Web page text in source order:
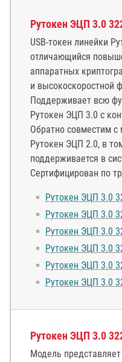
Рутокен ЭЦП 3.0
USB-токен линейки
отличающийся
аппаратных
и высокоскоростной
Поддерживает всю
Рутокен ЭЦП 3.0 с
Обратно совместим
Рутокен ЭЦП 2.0, в
поддерживается в
Сертифицирован по
Рутокен ЭЦП 3.0
Рутокен ЭЦП 3.0
Рутокен ЭЦП 3.0
Рутокен ЭЦП 3.0
Рутокен ЭЦП 3.0
Рутокен ЭЦП 3.0
Рутокен ЭЦП 3.0
Модель